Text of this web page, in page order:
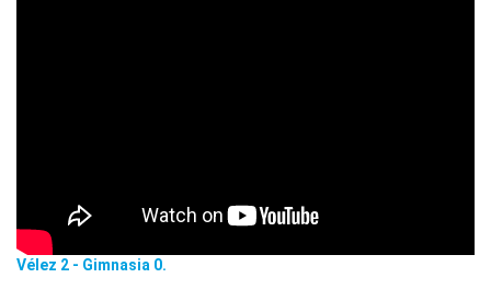
Vélez 2 - Gimnasia 0.